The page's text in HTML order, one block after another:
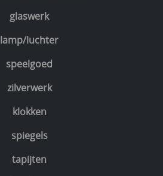
glaswerk
lamp/luchter
speelgoed
zilverwerk
klokken
spiegels
tapijten